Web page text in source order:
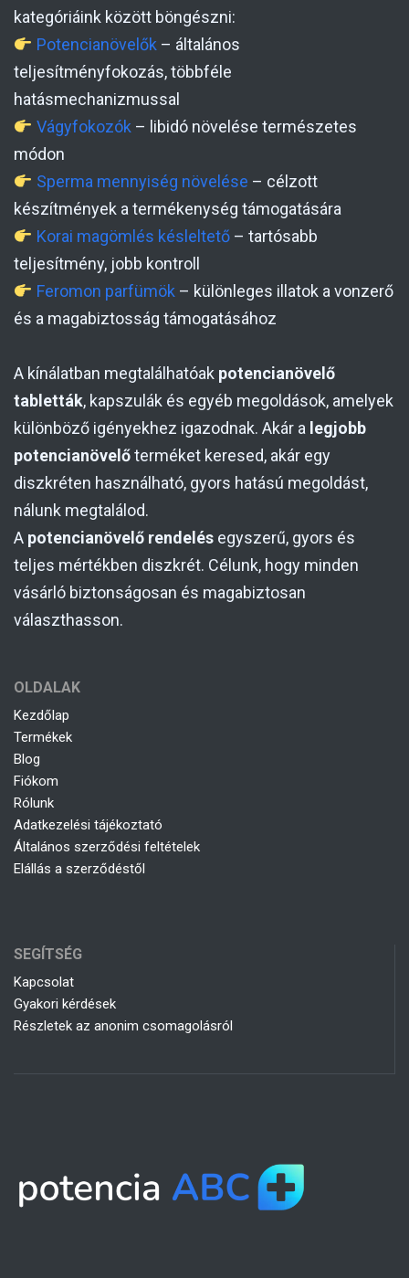
kategóriáink között böngészni:
Potencianövelők – általános
teljesítményfokozás, többféle
hatásmechanizmussal
Vágyfokozók – libidó növelése természetes
módon
Sperma mennyiség növelése – célzott
készítmények a termékenység támogatására
Korai magömlés késleltető– tartósabb
teljesítmény, jobb kontroll
Feromon parfümök – különleges illatok a vonzerő
és a magabiztosság támogatásához
A kínálatban megtalálhatóak potencianövelő
tabletták, kapszulák és egyéb megoldások, amelyek
különböző igényekhez igazodnak. Akár a legjobb
potencianövelőterméket keresed, akár egy
diszkréten használható, gyors hatású megoldást,
nálunk megtalálod.
A potencianövelő rendelés egyszerű, gyors és
teljes mértékben diszkrét. Célunk, hogy minden
vásárló biztonságosan és magabiztosan
választhasson.
OLDALAK
Kezdőlap
Termékek
Blog
Fiókom
Rólunk
Adatkezelési tájékoztató
Általános szerződési feltételek
Elállás a szerződéstől
SEGÍTSÉG
Kapcsolat
Gyakori kérdések
Részletek az anonim csomagolásról